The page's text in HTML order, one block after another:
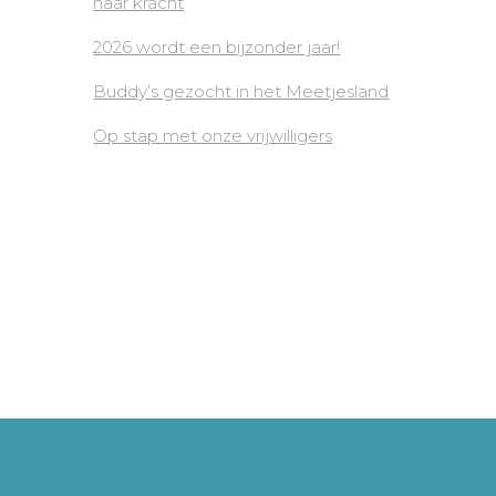
2026 wordt een bijzonder jaar!
Buddy’s gezocht in het Meetjesland
Op stap met onze vrijwilligers